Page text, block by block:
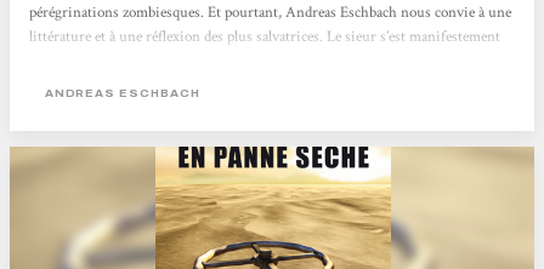
pérégrinations zombiesques. Et pourtant, Andreas Eschbach nous convie à une
littérature et à une réflexion des plus salvatrices. Le sieur s’est manifestement
fait des techniques concernant le domaine pétrolifère,...
ANDREAS ESCHBACH